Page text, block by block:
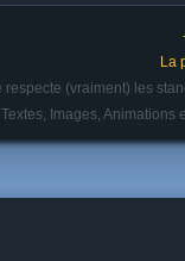
La
respecte (vraiment) les
Images,